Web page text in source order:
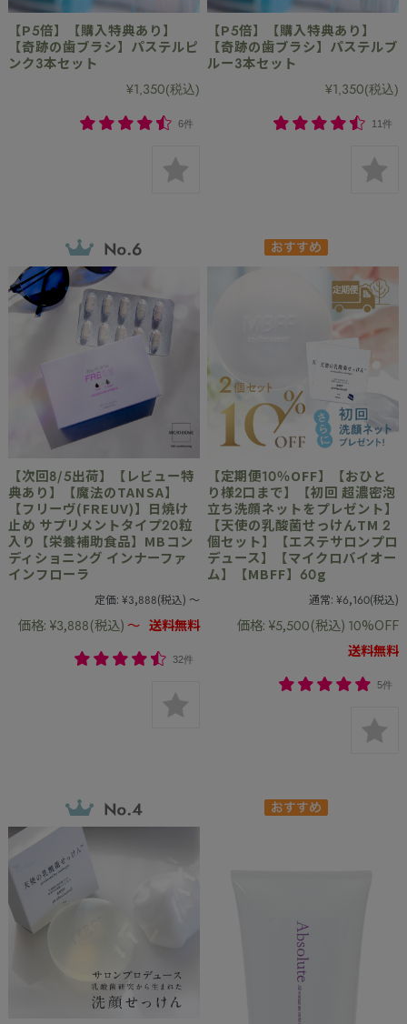
【P5倍】【購入特典あり】
【奇跡の歯ブラシ】パステルピ
ンク3本セット
¥1,350(税込)
6件
【P5倍】【購入特典あり】
【奇跡の歯ブラシ】パステルブ
ルー3本セット
¥1,350(税込)
11件
【次回8/5出荷】【レビュー特
典あり】【魔法のTANSA】
【フリーヴ(FREUV)】日焼け
止め サプリメントタイプ20粒
入り【栄養補助食品】MBコン
ディショニング インナーファ
インフローラ
定価: ¥3,888(税込) ～
価格: ¥3,888(税込) ～ 送料無料
32件
【定期便10％OFF】【おひと
り様2口まで】【初回 超濃密泡
立ち洗顔ネットをプレゼント】
【天使の乳酸菌せっけんTM 2
個セット】【エステサロンプロ
デュース】【マイクロバイオー
ム】【MBFF】60g
通常: ¥6,160(税込)
価格: ¥5,500(税込) 10%OFF
送料無料
5件